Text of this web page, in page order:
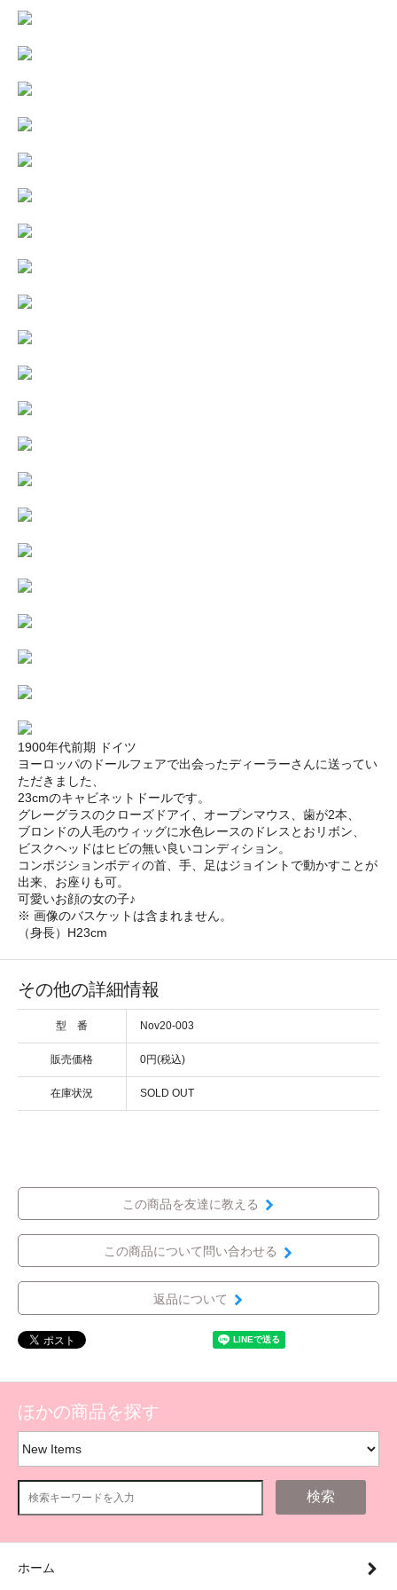
1900年代前期 ドイツ
ヨーロッパのドールフェアで出会ったディーラーさんに送ってい
ただきました、
23cmのキャビネットドールです。
グレーグラスのクローズドアイ、オープンマウス、歯が2本、
ブロンドの人毛のウィッグに水色レースのドレスとおリボン、
ビスクヘッドはヒビの無い良いコンディション。
コンポジションボディの首、手、足はジョイントで動かすことが
出来、お座りも可。
可愛いお顔の女の子♪
※ 画像のバスケットは含まれません。
（身長）H23cm
その他の詳細情報
型 番 Nov20-003
販売価格 0円(税込)
在庫状況 SOLD OUT
この商品を友達に教える
この商品について問い合わせる
返品について
ほかの商品を探す
検索
ホーム